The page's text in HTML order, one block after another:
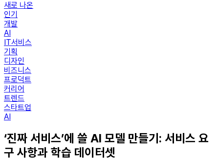
새로 나온
인기
개발
AI
IT서비스
기획
디자인
비즈니스
프로덕트
커리어
트렌드
스타트업
AI
‘진짜 서비스’에 쓸 AI 모델 만들기: 서비스 요
구 사항과 학습 데이터셋